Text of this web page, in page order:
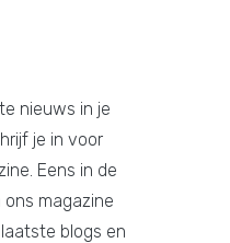
nieuws in je
je in voor
Eens in de
magazine
blogs en